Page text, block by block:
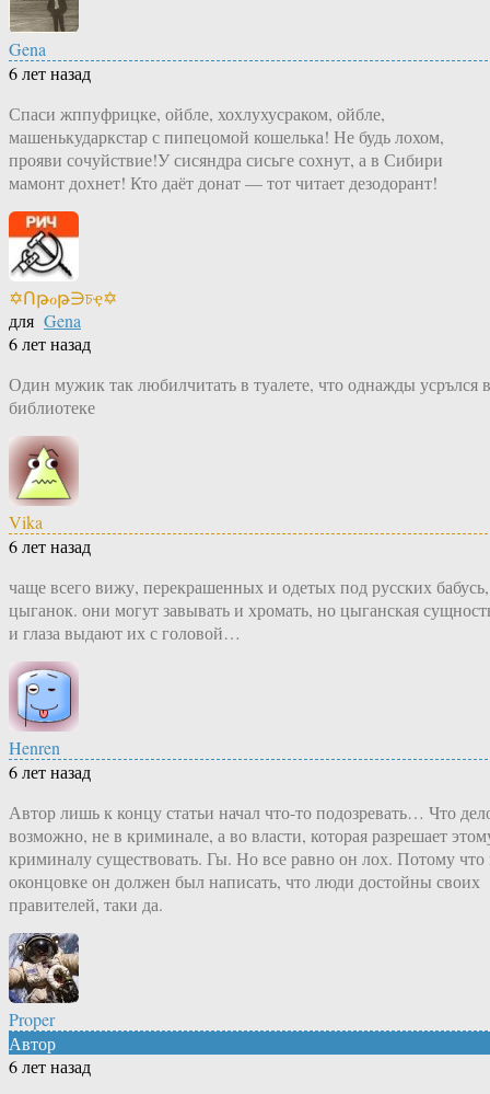
Gena
6 лет назад
Спаси жппуфрицке, ойбле, хохлухусраком, ойбле,
машенькударкстар с пипецомой кошелька! Не будь лохом,
прояви сочуйствие!У сисяндра сисьге сохнут, а в Сибири
мамонт дохнет! Кто даёт донат — тот читает дезодорант!
✡Ոթℴթ∋চҿ✡
для Gena
6 лет назад
Один мужик так любилчитать в туалете, что однажды усрълся в
библиотеке
Vika
6 лет назад
чаще всего вижу, перекрашенных и одетых под русских бабусь,
цыганок. они могут завывать и хромать, но цыганская
и глаза выдают их с головой…
Henren
6 лет назад
Автор лишь к концу статьи начал что-то подозревать… Что
возможно, не в криминале, а во власти, которая разрешает
криминалу существовать. Гы. Но все равно он лох. Потому что
оконцовке он должен был написать, что люди достойны своих
правителей, таки да.
Proper
Автор
6 лет назад